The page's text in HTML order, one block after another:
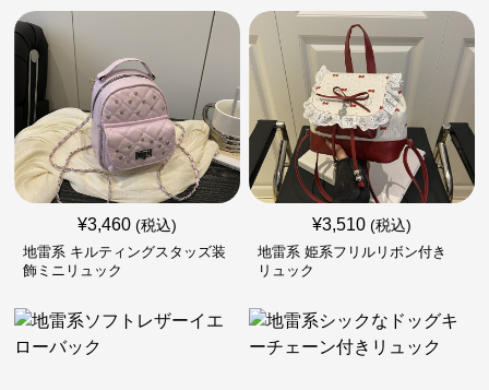
¥3,460 (税込)
地雷系 キルティングスタッズ装
飾ミニリュック
¥3,510 (税込)
地雷系 姫系フリルリボン付き
リュック